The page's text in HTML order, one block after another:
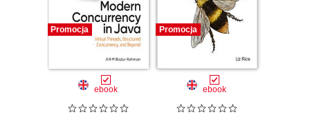
Promocja
ebook
Promocja
ebook